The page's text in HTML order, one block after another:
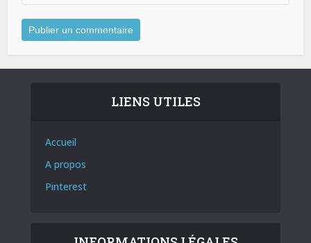
LIENS UTILES
Accueil
A propos
Pinterest